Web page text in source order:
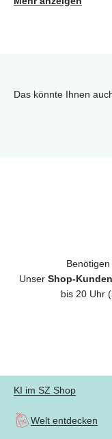
Das könnte Ihnen
Unser Shop-
bis 20 Uhr
KI im SZ Shop
Welt entdecken